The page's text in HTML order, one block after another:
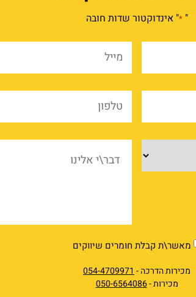
"
*" אינדוקטור שדות חובה
market
מאשר\ת קבלת חומרים שיווקים
מכירות הדרכה - 054-4709971
מכירות -050-6564086